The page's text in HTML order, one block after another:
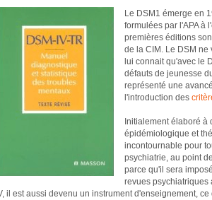
Le DSM1 émerge en
formulées par l'APA à
premières éditions
de la CIM. Le DSM ne
lui connait qu'avec le
défauts de jeunesse
représenté une
l'introduction des
Initialement élaboré à
épidémiologique et
incontournable pour
psychiatrie, au point
parce qu'il sera
revues psychiatriques
il est aussi devenu un instrument d'enseignement,